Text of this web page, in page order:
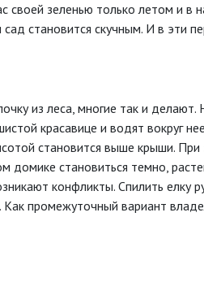
своей зеленью только летом и в
становится скучным. И в эти
из леса, многие так и
красавице и водят вокруг
становится выше крыши.
домике становиться темно,
конфликты. Спилить елку
промежуточный вариант